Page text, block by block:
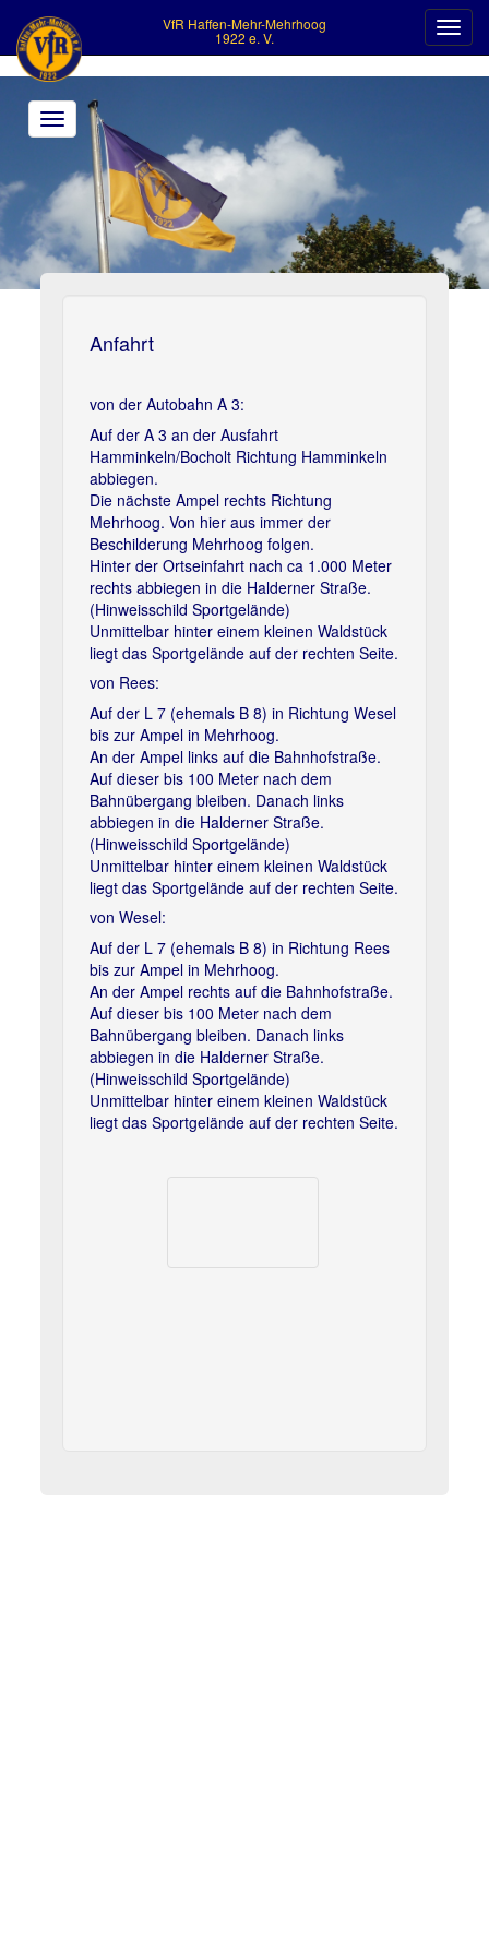
VfR Haffen-Mehr-Mehrhoog
1922 e. V.
Toggle
navigation
Anfahrt
von der Autobahn A 3:
Auf der A 3 an der Ausfahrt
Hamminkeln/Bocholt Richtung Hamminkeln
abbiegen.
Die nächste Ampel rechts Richtung
Mehrhoog. Von hier aus immer der
Beschilderung Mehrhoog folgen.
Hinter der Ortseinfahrt nach ca 1.000 Meter
rechts abbiegen in die Halderner Straße.
(Hinweisschild Sportgelände)
Unmittelbar hinter einem kleinen Waldstück
liegt das Sportgelände auf der rechten Seite.
von Rees:
Auf der L 7 (ehemals B 8) in Richtung Wesel
bis zur Ampel in Mehrhoog.
An der Ampel links auf die Bahnhofstraße.
Auf dieser bis 100 Meter nach dem
Bahnübergang bleiben. Danach links
abbiegen in die Halderner Straße.
(Hinweisschild Sportgelände)
Unmittelbar hinter einem kleinen Waldstück
liegt das Sportgelände auf der rechten Seite.
von Wesel:
Auf der L 7 (ehemals B 8) in Richtung Rees
bis zur Ampel in Mehrhoog.
An der Ampel rechts auf die Bahnhofstraße.
Auf dieser bis 100 Meter nach dem
Bahnübergang bleiben. Danach links
abbiegen in die Halderner Straße.
(Hinweisschild Sportgelände)
Unmittelbar hinter einem kleinen Waldstück
liegt das Sportgelände auf der rechten Seite.